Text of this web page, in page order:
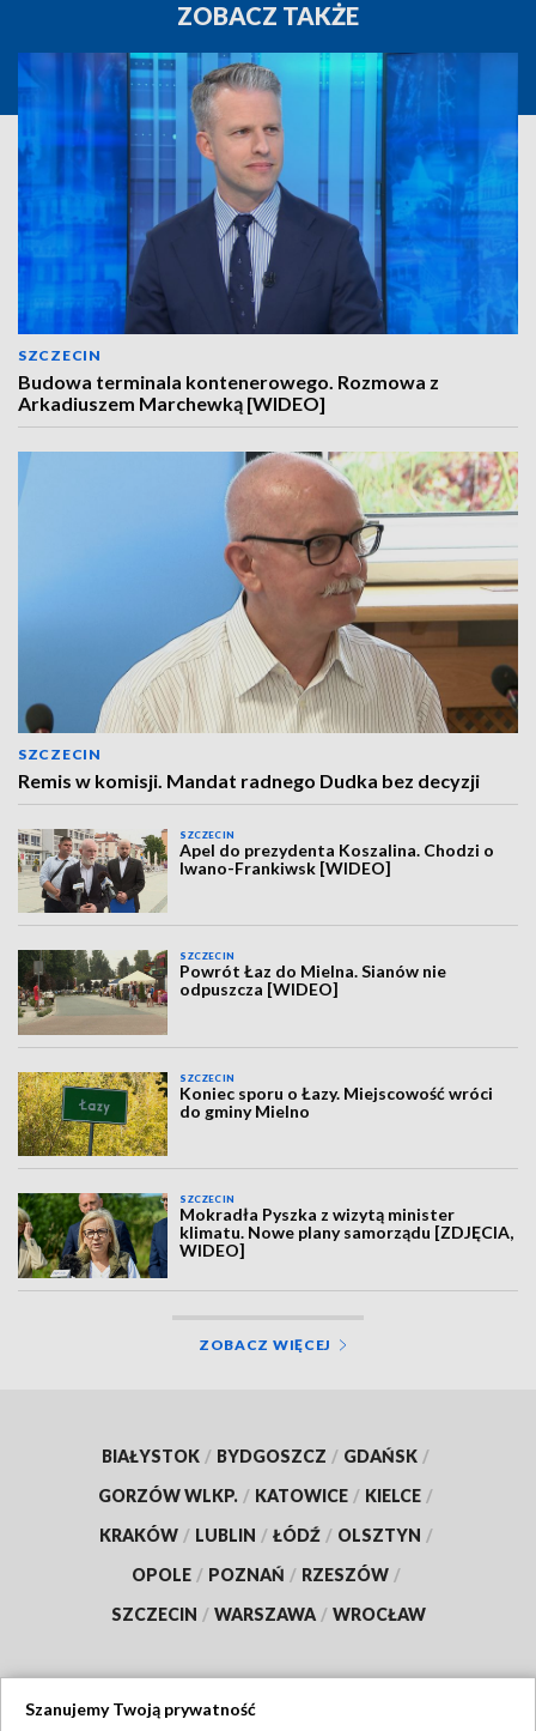
ZOBACZ TAKŻE
SZCZECIN
Budowa terminala kontenerowego. Rozmowa z
Arkadiuszem Marchewką [WIDEO]
SZCZECIN
Remis w komisji. Mandat radnego Dudka bez decyzji
SZCZECIN
Apel do prezydenta Koszalina. Chodzi o
Iwano-Frankiwsk [WIDEO]
SZCZECIN
Powrót Łaz do Mielna. Sianów nie
odpuszcza [WIDEO]
SZCZECIN
Koniec sporu o Łazy. Miejscowość wróci
do gminy Mielno
SZCZECIN
Mokradła Pyszka z wizytą minister
klimatu. Nowe plany samorządu [ZDJĘCIA,
WIDEO]
ZOBACZ WIĘCEJ
BIAŁYSTOK / BYDGOSZCZ / GDAŃSK /
GORZÓW WLKP. / KATOWICE / KIELCE /
KRAKÓW / LUBLIN / ŁÓDŹ / OLSZTYN /
OPOLE / POZNAŃ / RZESZÓW /
SZCZECIN / WARSZAWA / WROCŁAW
Szanujemy Twoją prywatność